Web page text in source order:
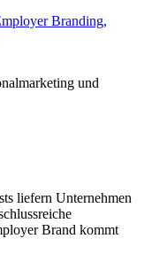
und
liefern Unternehmen
Brand kommt